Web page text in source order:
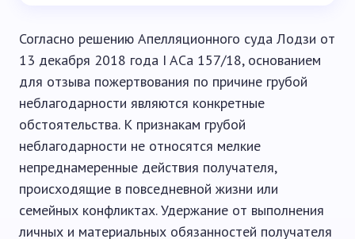
Согласно решению Апелляционного суда Лодзи от
13 декабря 2018 года I ACa 157/18, основанием
для отзыва пожертвования по причине грубой
неблагодарности являются конкретные
обстоятельства. К признакам грубой
неблагодарности не относятся мелкие
непреднамеренные действия получателя,
происходящие в повседневной жизни или
семейных конфликтах. Удержание от выполнения
личных и материальных обязанностей получателя